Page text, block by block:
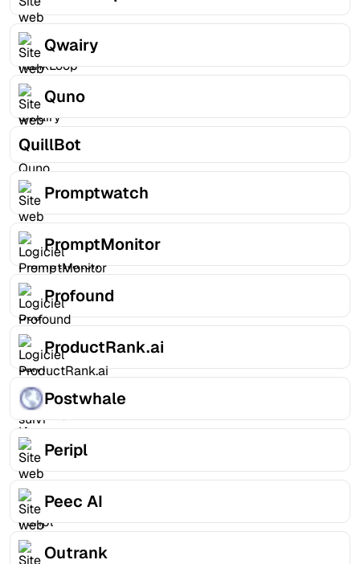
Qwairy
Quno
QuillBot
Promptwatch
PromptMonitor
Profound
ProductRank.ai
Postwhale
Peripl
Peec AI
Outrank